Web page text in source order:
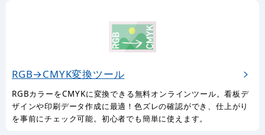
RGB→CMYK変換ツール
RGBカラーをCMYKに変換できる無料オンラインツール。看板デ
ザインや印刷データ作成に最適！色ズレの確認ができ、仕上がり
を事前にチェック可能。初心者でも簡単に使えます。